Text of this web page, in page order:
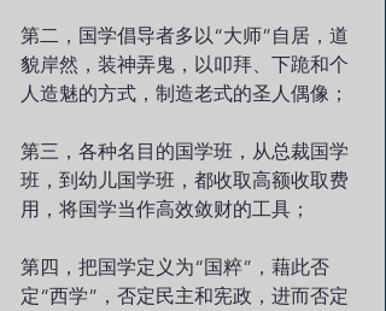
第二，国学倡导者多以“大师”自居，道
貌岸然，装神弄鬼，以叩拜、下跪和个
人造魅的方式，制造老式的圣人偶像；
第三，各种名目的国学班，从总裁国学
班，到幼儿国学班，都收取高额收取费
用，将国学当作高效敛财的工具；
第四，把国学定义为“国粹”，藉此否
定“西学”，否定民主和宪政，进而否定